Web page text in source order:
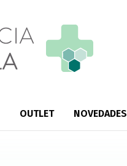
OUTLET NOVEDADES